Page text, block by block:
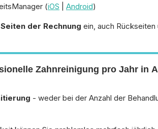
(iOS Android)
der Rechnung ein, auch Rückseiten
Zahnreinigung pro Jahr in
- weder bei der Anzahl der